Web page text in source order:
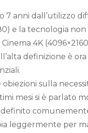
7 anni dall’utilizzo
e la tecnologia
Cinema 4K
definizione è
sulla
mesi si è parlato
leggermente per